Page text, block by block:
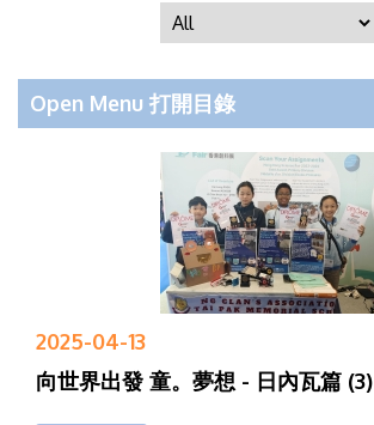
Open Menu 打開目錄
2025-04-13
向世界出發 童。夢想 - 日內瓦篇 (3)